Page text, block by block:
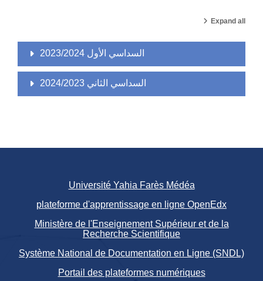
Expand all
السداسي الأول 2023/2024
السداسي الثاني 2024/2023
Université Yahia Farès Médéa
plateforme d'apprentissage en ligne OpenEdx
Ministère de l'Enseignement Supérieur et de la
Recherche Scientifique
Système National de Documentation en Ligne (SNDL)
Portail des plateformes numériques